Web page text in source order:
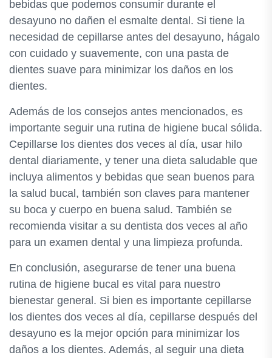
bebidas que podemos consumir durante el
desayuno no dañen el esmalte dental. Si tiene la
necesidad de cepillarse antes del desayuno, hágalo
con cuidado y suavemente, con una pasta de
dientes suave para minimizar los daños en los
dientes.
Además de los consejos antes mencionados, es
importante seguir una rutina de higiene bucal sólida.
Cepillarse los dientes dos veces al día, usar hilo
dental diariamente, y tener una dieta saludable que
incluya alimentos y bebidas que sean buenos para
la salud bucal, también son claves para mantener
su boca y cuerpo en buena salud. También se
recomienda visitar a su dentista dos veces al año
para un examen dental y una limpieza profunda.
En conclusión, asegurarse de tener una buena
rutina de higiene bucal es vital para nuestro
bienestar general. Si bien es importante cepillarse
los dientes dos veces al día, cepillarse después del
desayuno es la mejor opción para minimizar los
daños a los dientes. Además, al seguir una dieta